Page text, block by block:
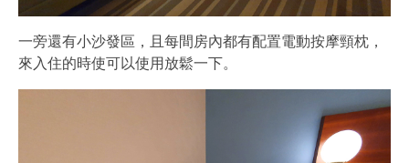
一旁還有小沙發區，且每間房內都有配置電動按摩頸枕，
來入住的時使可以使用放鬆一下。